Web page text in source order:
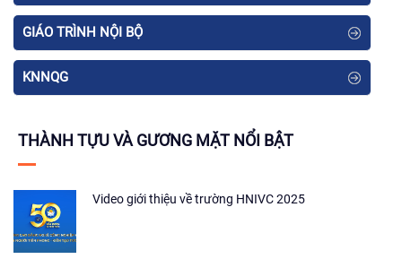
GIÁO TRÌNH NỘI BỘ
KNNQG
THÀNH TỰU VÀ GƯƠNG MẶT NỔI BẬT
Video giới thiệu về trường HNIVC 2025